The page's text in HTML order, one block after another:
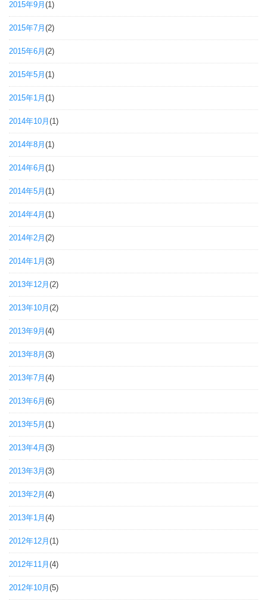
2015年9月 (1)
2015年7月 (2)
2015年6月 (2)
2015年5月 (1)
2015年1月 (1)
2014年10月 (1)
2014年8月 (1)
2014年6月 (1)
2014年5月 (1)
2014年4月 (1)
2014年2月 (2)
2014年1月 (3)
2013年12月 (2)
2013年10月 (2)
2013年9月 (4)
2013年8月 (3)
2013年7月 (4)
2013年6月 (6)
2013年5月 (1)
2013年4月 (3)
2013年3月 (3)
2013年2月 (4)
2013年1月 (4)
2012年12月 (1)
2012年11月 (4)
2012年10月 (5)